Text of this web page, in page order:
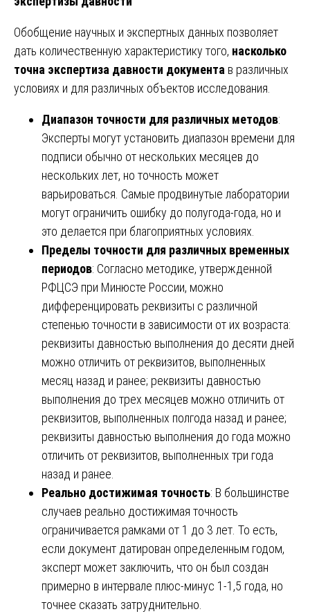
Обобщение научных и экспертных данных позволяет
дать количественную характеристику того, насколько
точна экспертиза давности документа в различных
условиях и для различных объектов исследования.
Диапазон точности для различных методов:
Эксперты могут установить диапазон времени для
подписи обычно от нескольких месяцев до
нескольких лет, но точность может
варьироваться. Самые продвинутые лаборатории
могут ограничить ошибку до полугода-года, но и
это делается при благоприятных условиях.
Пределы точности для различных временных
периодов: Согласно методике, утвержденной
РФЦСЭ при Минюсте России, можно
дифференцировать реквизиты с различной
степенью точности в зависимости от их возраста:
реквизиты давностью выполнения до десяти дней
можно отличить от реквизитов, выполненных
месяц назад и ранее; реквизиты давностью
выполнения до трех месяцев можно отличить от
реквизитов, выполненных полгода назад и ранее;
реквизиты давностью выполнения до года можно
отличить от реквизитов, выполненных три года
назад и ранее.
Реально достижимая точность: В большинстве
случаев реально достижимая точность
ограничивается рамками от 1 до 3 лет. То есть,
если документ датирован определенным годом,
эксперт может заключить, что он был создан
примерно в интервале плюс-минус 1-1,5 года, но
точнее сказать затруднительно.